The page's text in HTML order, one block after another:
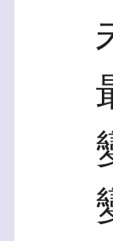
未
最
變
變